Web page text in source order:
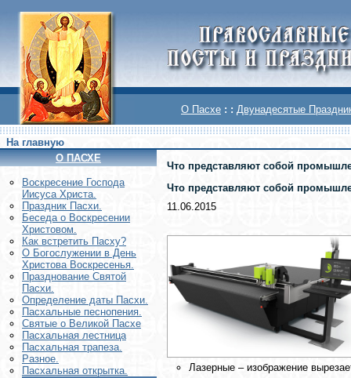
О Пасхе : : Двунадесятые
На главную
О ПАСХЕ
Воскреcение Господа
Иисуса Христа.
Праздник Пасхи.
Беседа о Воскресении
Христовом.
Как встретить Пасху?
О Богослужении в День
Христова Воскресенья.
Празднование Святой
Пасхи.
Определение даты Пасхи.
Пасхальные песнопения.
Святые о Великой Пасхе
Пасхальная лестница
Пасхальная трапеза.
Разное.
Пасхальная открытка.
Что представляют собой
Что представляют собой
11.06.2015
Лазерные – изображение